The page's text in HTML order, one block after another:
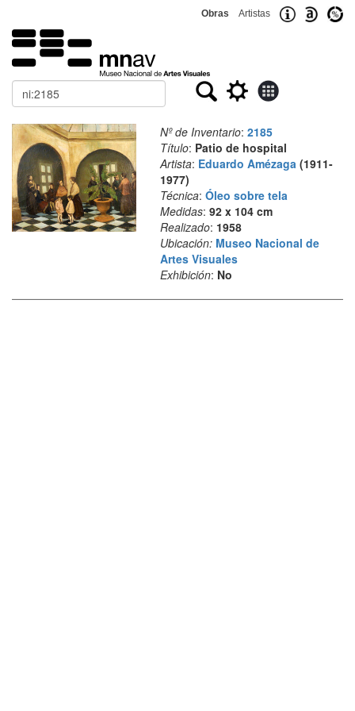
Obras Artistas
Buscar
Nº de Inventario: 2185
Título: Patio de hospital
Artista: Eduardo Amézaga(1911-
1977)
Técnica: Óleo sobre tela
Medidas: 92 x 104 cm
Realizado: 1958
Ubicación: Museo Nacional de
Artes Visuales
Exhibición: No